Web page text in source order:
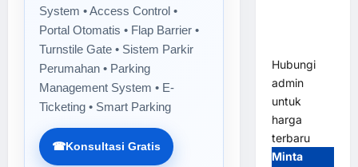
System • Access Control •
Portal Otomatis • Flap Barrier •
Turnstile Gate • Sistem Parkir
Perumahan • Parking
Management System • E-
Ticketing • Smart Parking
☎Konsultasi Gratis
Hubungi
admin
untuk
harga
terbaru
Minta